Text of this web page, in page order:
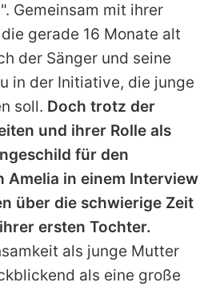
runterladen
Team
Richtlinien
Impressum
verwalten
Gemeinsam mit ihrer
gerade 16 Monate alt
der Sänger und seine
in der Initiative, die junge
soll. Doch trotz der
und ihrer Rolle als
für den
Amelia in einem Interview
über die schwierige Zeit
ersten Tochter.
als junge Mutter
als eine große